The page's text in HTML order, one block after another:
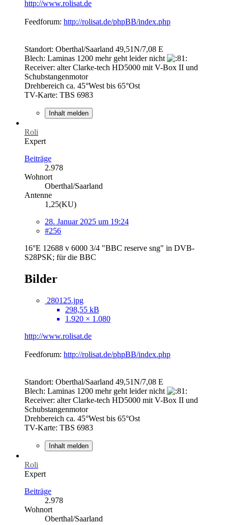
http://www.rolisat.de
Feedforum: http://rolisat.de/phpBB/index.php
Standort: Oberthal/Saarland 49,51N/7,08 E
Blech: Laminas 1200 mehr geht leider nicht
Receiver: alter Clarke-tech HD5000 mit V-Box II und
Schubstangenmotor
Drehbereich ca. 45°West bis 65°Ost
TV-Karte: TBS 6983
Inhalt melden
Roli
Expert
Beiträge
2.978
Wohnort
Oberthal/Saarland
Antenne
1,25(KU)
28. Januar 2025 um 19:24
#256
16°E 12688 v 6000 3/4 "BBC reserve sng" in DVB-
S28PSK; für die BBC
Bilder
280125.jpg
298,55 kB
1.920 × 1.080
http://www.rolisat.de
Feedforum: http://rolisat.de/phpBB/index.php
Standort: Oberthal/Saarland 49,51N/7,08 E
Blech: Laminas 1200 mehr geht leider nicht
Receiver: alter Clarke-tech HD5000 mit V-Box II und
Schubstangenmotor
Drehbereich ca. 45°West bis 65°Ost
TV-Karte: TBS 6983
Inhalt melden
Roli
Expert
Beiträge
2.978
Wohnort
Oberthal/Saarland